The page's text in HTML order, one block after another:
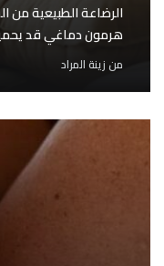
الرضاعة الطبيعية
هرمون دماغي قد
من زينة المراد